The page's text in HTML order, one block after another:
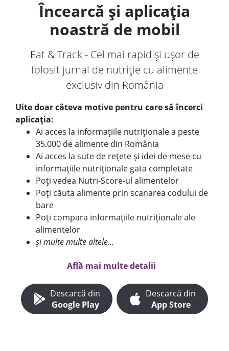
Încearcă și aplicația
noastră de mobil
Eat & Track - Cel mai rapid și ușor de
folosit jurnal de nutriție cu alimente
exclusiv din România
Uite doar câteva motive pentru care să încerci
aplicația:
Ai acces la informațiile nutriționale a peste
35.000 de alimente din România
Ai acces la sute de rețete și idei de mese cu
informațiile nutriționale gata completate
Poți vedea Nutri-Score-ul alimentelor
Poți căuta alimente prin scanarea codului de
bare
Poți compara informațiile nutriționale ale
alimentelor
și multe multe altele...
Află mai multe detalii
Descarcă din
Google Play
Descarcă din
App Store